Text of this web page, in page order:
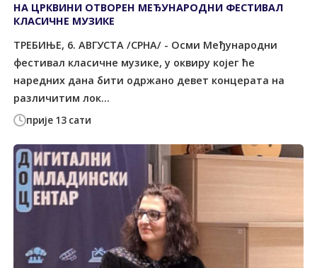
прије 13 сати
НА ЦРКВИНИ ОТВОРЕН МЕЂУНАРОДНИ ФЕСТИВАЛ
КЛАСИЧНЕ МУЗИКЕ
ТРЕБИЊЕ, 6. АВГУСТА /СРНА/ - Осми Међународни
фестивал класичне музике, у оквиру којег ће
наредних дана бити одржано девет концерата на
различитим лок...